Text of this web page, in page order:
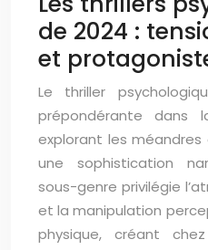
de 2024 :
et
Le thriller
prépondérante dans
explorant les méandres
une sophistication
sous-genre privilégie
et la manipulation
physique, créant